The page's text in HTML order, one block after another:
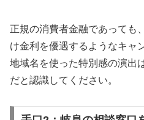
正規の消費者金融であっても
け金利を優遇するようなキャ
地域名を使った特別感の演出
だと認識してください。